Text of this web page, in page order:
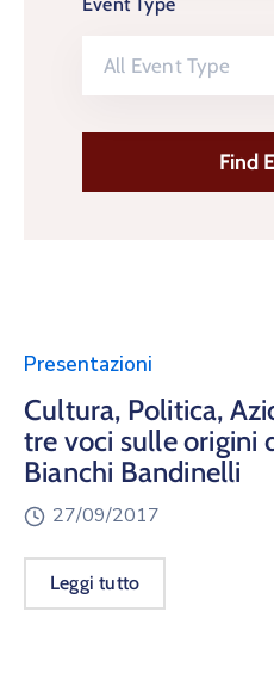
Event Type
All Event Type
Presentazioni
Cultura, Politica,
tre voci sulle origini
Bianchi Bandinelli
27/09/2017
Leggi tutto